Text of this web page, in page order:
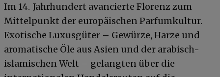
Im 14. Jahrhundert avancierte Florenz zum
Mittelpunkt der europäischen Parfumkultur.
Exotische Luxusgüter – Gewürze, Harze und
aromatische Öle aus Asien und der arabisch-
islamischen Welt – gelangten über die